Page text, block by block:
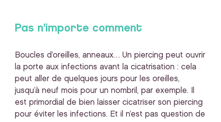
Pas n'importe comment
Boucles d’oreilles, anneaux… Un piercing peut ouvrir
la porte aux infections avant la cicatrisation : cela
peut aller de quelques jours pour les oreilles,
jusqu’à neuf mois pour un nombril, par exemple. Il
est primordial de bien laisser cicatriser son piercing
pour éviter les infections. Et il n’est pas question de